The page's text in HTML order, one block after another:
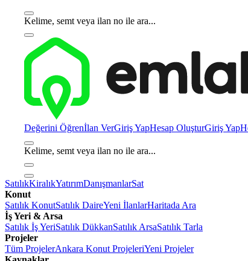
Kelime, semt veya ilan no ile ara...
Değerini Öğrenİlan VerGiriş YapHesap OluşturGiriş Yap
Kelime, semt veya ilan no ile ara...
SatılıkKiralıkYatırımDanışmanlarSat
Konut
Satılık KonutSatılık DaireYeni İlanlarHaritada Ara
İş Yeri & Arsa
Satılık İş YeriSatılık DükkanSatılık ArsaSatılık Tarla
Projeler
Tüm ProjelerAnkara Konut ProjeleriYeni Projeler